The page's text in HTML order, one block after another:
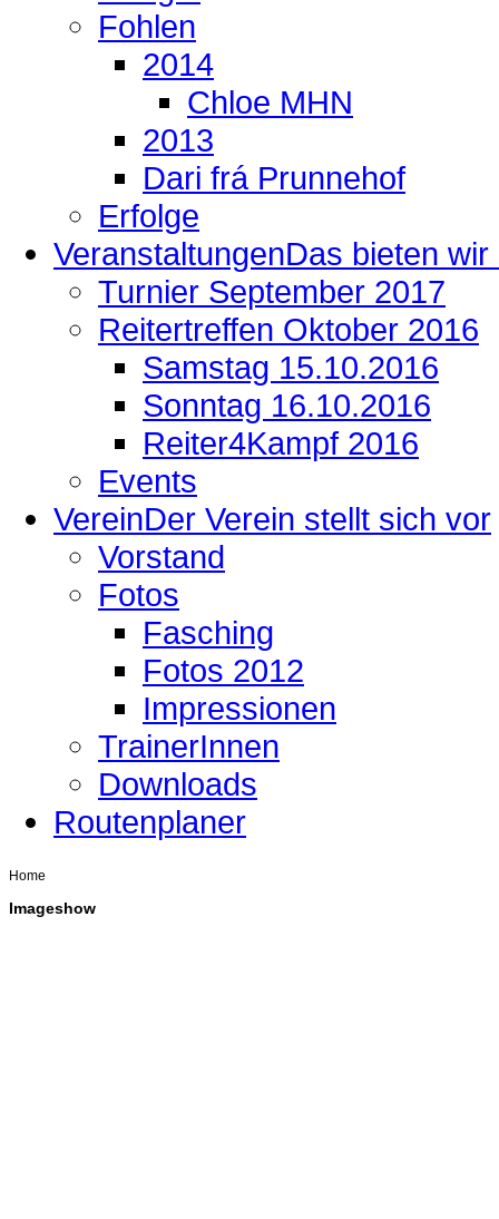
Fohlen
2014
Chloe MHN
2013
Dari frá Prunnehof
Erfolge
VeranstaltungenDas bieten wir
Turnier September 2017
Reitertreffen Oktober 2016
Samstag 15.10.2016
Sonntag 16.10.2016
Reiter4Kampf 2016
Events
VereinDer Verein stellt sich vor
Vorstand
Fotos
Fasching
Fotos 2012
Impressionen
TrainerInnen
Downloads
Routenplaner
Home
Imageshow